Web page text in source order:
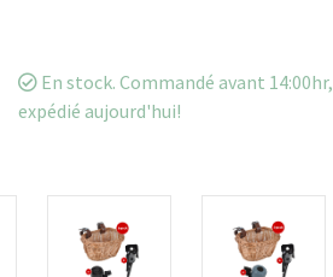
En stock. Commandé avant 14:00hr,
expédié aujourd'hui!